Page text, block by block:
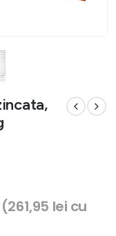
261,95 lei cu